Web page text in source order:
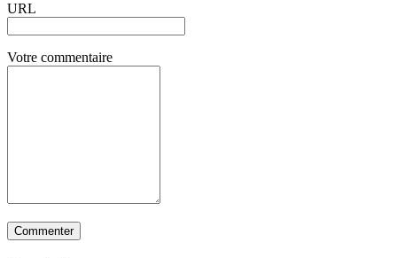
URL
Votre commentaire